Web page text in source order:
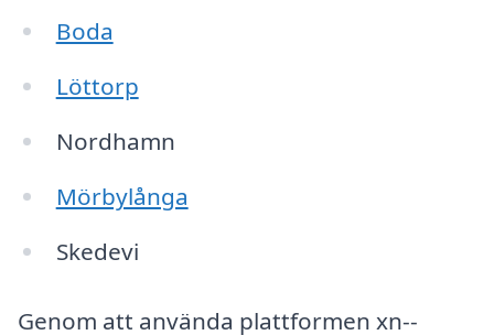
Boda
Löttorp
Nordhamn
Mörbylånga
Skedevi
Genom att använda plattformen xn--